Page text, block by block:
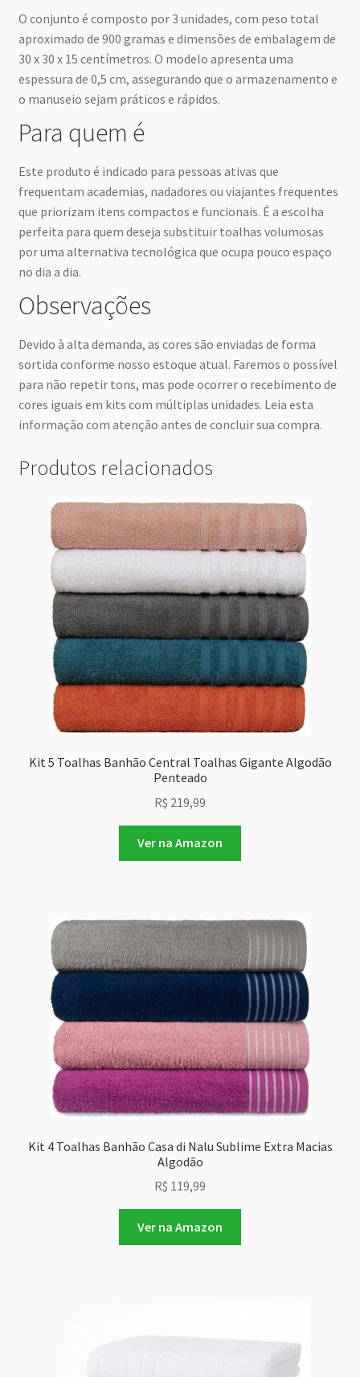
O conjunto é composto por 3 unidades, com peso total
aproximado de 900 gramas e dimensões de embalagem de
30 x 30 x 15 centímetros. O modelo apresenta uma
espessura de 0,5 cm, assegurando que o armazenamento e
o manuseio sejam práticos e rápidos.
Para quem é
Este produto é indicado para pessoas ativas que
frequentam academias, nadadores ou viajantes frequentes
que priorizam itens compactos e funcionais. É a escolha
perfeita para quem deseja substituir toalhas volumosas
por uma alternativa tecnológica que ocupa pouco espaço
no dia a dia.
Observações
Devido à alta demanda, as cores são enviadas de forma
sortida conforme nosso estoque atual. Faremos o possível
para não repetir tons, mas pode ocorrer o recebimento de
cores iguais em kits com múltiplas unidades. Leia esta
informação com atenção antes de concluir sua compra.
Produtos relacionados
Kit 5 Toalhas Banhão Central Toalhas Gigante Algodão
Penteado
R$ 219,99
Ver na Amazon
Kit 4 Toalhas Banhão Casa di Nalu Sublime Extra Macias
Algodão
R$ 119,99
Ver na Amazon